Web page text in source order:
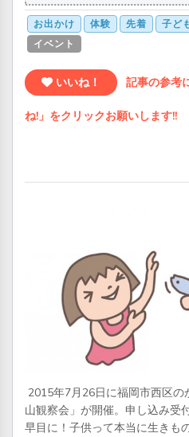
お出かけ 体験 先着 子ど
イベント
いいね！ 記事の参考
ね!」をクリックお願いします!!
2015年7月26日に福岡市西区
山観察会」が開催。申し込み受
早目に！子供って本当に生きも